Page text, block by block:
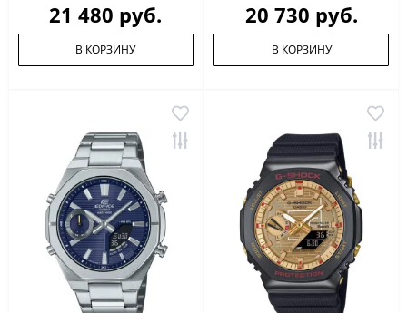
21 480 руб.
В КОРЗИНУ
20 730 руб.
В КОРЗИНУ